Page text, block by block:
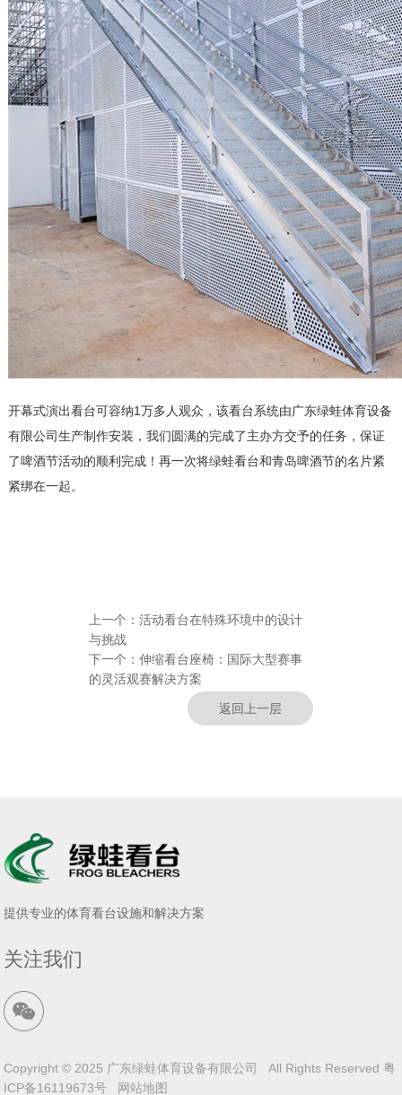
开幕式演出看台可容纳1万多人观众，该看台系统由广东绿蛙体育设备
有限公司生产制作安装，我们圆满的完成了主办方交予的任务，保证
了啤酒节活动的顺利完成！再一次将绿蛙看台和青岛啤酒节的名片紧
紧绑在一起。
上一个： 活动看台在特殊环境中的设计
与挑战
下一个： 伸缩看台座椅：国际大型赛事
的灵活观赛解决方案
返回上一层
提供专业的体育看台设施和解决方案
关注我们
Copyright © 2025 广东绿蛙体育设备有限公司 All Rights Reserved 粤
ICP备16119673号
网站地图